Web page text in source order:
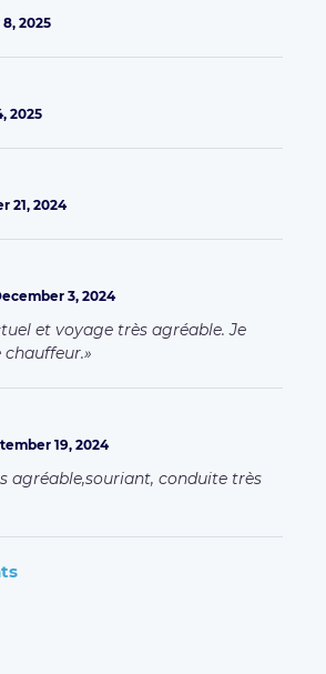
8, 2025
2025
21, 2024
3, 2024
et voyage très agréable. Je
19, 2024
agréable,souriant, conduite très